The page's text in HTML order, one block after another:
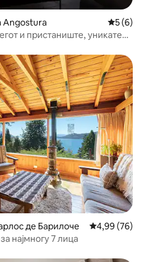
Angostura
5 (6)
и пристаниште, уникатен
на гостите“
де Барилоче Просечна
4,99 (76)
најмногу 7 лица